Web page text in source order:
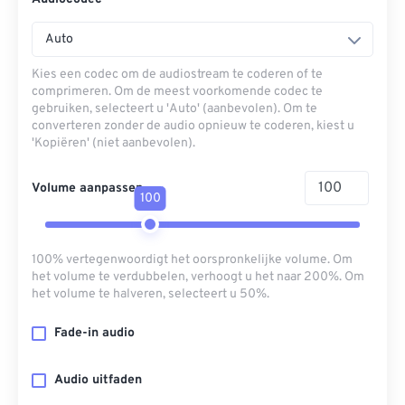
Auto
Kies een codec om de audiostream te coderen of te
comprimeren. Om de meest voorkomende codec te
gebruiken, selecteert u 'Auto' (aanbevolen). Om te
converteren zonder de audio opnieuw te coderen, kiest u
'Kopiëren' (niet aanbevolen).
Volume aanpassen
100
100% vertegenwoordigt het oorspronkelijke volume. Om
het volume te verdubbelen, verhoogt u het naar 200%. Om
het volume te halveren, selecteert u 50%.
Fade-in audio
Audio uitfaden